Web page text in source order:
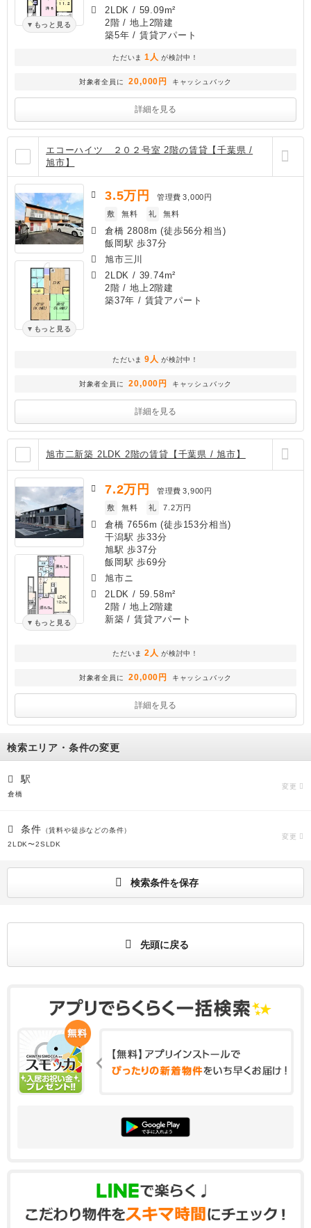
もっと見る
2LDK / 59.09m²
2階 / 地上2階建
築5年 / 賃貸アパート
ただいま 1人 が検討中！
対象者全員に 20,000円 キャッシュバック
詳細を見る
エコーハイツ ２０２号室 2階の賃貸【千葉県 /
旭市】
もっと見る
3.5万円 管理費 3,000円
敷
無料 礼 無料
倉橋 2808m (徒歩56分相当)
飯岡駅 歩37分
旭市三川
2LDK / 39.74m²
2階 / 地上2階建
築37年 / 賃貸アパート
ただいま 9人 が検討中！
対象者全員に 20,000円 キャッシュバック
詳細を見る
旭市二新築 2LDK 2階の賃貸【千葉県 / 旭市】
もっと見る
7.2万円 管理費 3,900円
敷
無料 礼 7.2万円
倉橋 7656m (徒歩153分相当)
干潟駅 歩33分
旭駅 歩37分
飯岡駅 歩69分
旭市ニ
2LDK / 59.58m²
2階 / 地上2階建
新築 / 賃貸アパート
ただいま 2人 が検討中！
対象者全員に 20,000円 キャッシュバック
詳細を見る
検索エリア・条件の変更
駅
倉橋
変更
条件 （賃料や徒歩などの条件）
2LDK〜2SLDK
変更
検索条件を保存
先頭に戻る